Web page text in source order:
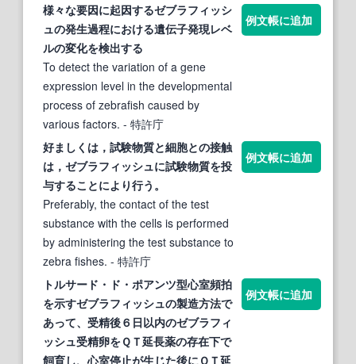
様々な要因に起因するゼブラフィッシ
ュの発生過程における遺伝子発現レベ
ルの変化を検出する
To detect the variation of a gene
expression level in the developmental
process of zebrafish caused by
various factors. - 特許庁
例文帳に追加
好ましくは，試験物質と細胞との接触
は， ゼブラフィッシュに試験物質を投
与することにより行う。
Preferably, the contact of the test
substance with the cells is performed
by administering the test substance to
zebra fishes. - 特許庁
例文帳に追加
トルサード・ド・ポアンツ型心室頻拍
を示すゼブラフィッシュの製造方法で
あって、受精後６日以内のゼブラフィ
ッシュ受精卵をＱＴ延長薬の存在下で
飼育し、心室停止が生じた後にＱＴ延
例文帳に追加